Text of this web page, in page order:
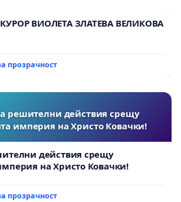
ВИОЛЕТА ЗЛАТЕВА ВЕЛИКОВА
прозрачност
решителни действия срещу
империя на Христо Ковачки!
действия срещу
на Христо Ковачки!
прозрачност